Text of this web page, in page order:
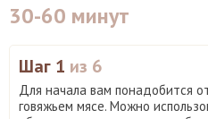
30-60 минут
Шаг 1 из 6
Для начала вам понадобится
говяжьем мясе. Можно